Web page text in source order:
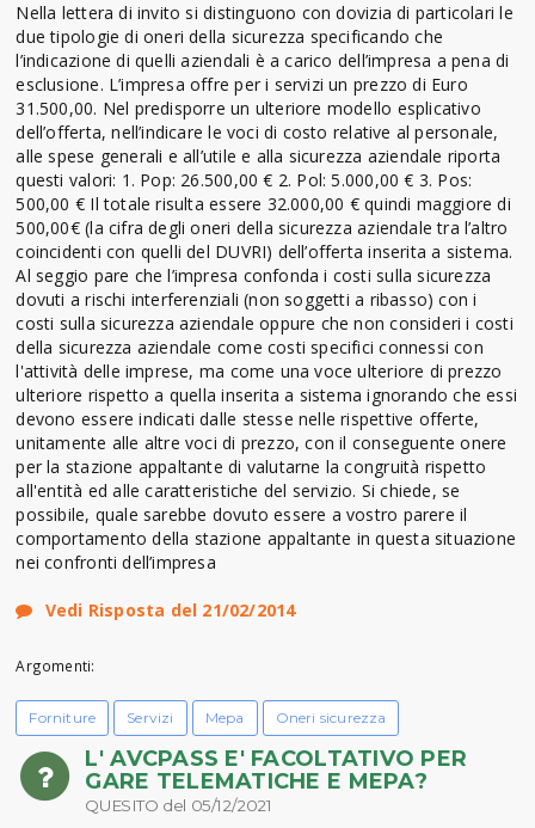
Nella lettera di invito si distinguono con dovizia di particolari le
due tipologie di oneri della sicurezza specificando che
l’indicazione di quelli aziendali è a carico dell’impresa a pena di
esclusione. L’impresa offre per i servizi un prezzo di Euro
31.500,00. Nel predisporre un ulteriore modello esplicativo
dell’offerta, nell’indicare le voci di costo relative al personale,
alle spese generali e all’utile e alla sicurezza aziendale riporta
questi valori: 1. Pop: 26.500,00 € 2. Pol: 5.000,00 € 3. Pos:
500,00 € Il totale risulta essere 32.000,00 € quindi maggiore di
500,00€ (la cifra degli oneri della sicurezza aziendale tra l’altro
coincidenti con quelli del DUVRI) dell’offerta inserita a sistema.
Al seggio pare che l’impresa confonda i costi sulla sicurezza
dovuti a rischi interferenziali (non soggetti a ribasso) con i
costi sulla sicurezza aziendale oppure che non consideri i costi
della sicurezza aziendale come costi specifici connessi con
l'attività delle imprese, ma come una voce ulteriore di prezzo
ulteriore rispetto a quella inserita a sistema ignorando che essi
devono essere indicati dalle stesse nelle rispettive offerte,
unitamente alle altre voci di prezzo, con il conseguente onere
per la stazione appaltante di valutarne la congruità rispetto
all'entità ed alle caratteristiche del servizio. Si chiede, se
possibile, quale sarebbe dovuto essere a vostro parere il
comportamento della stazione appaltante in questa situazione
nei confronti dell’impresa
Vedi Risposta del 21/02/2014
Argomenti:
Forniture Servizi Mepa Oneri sicurezza
L' AVCPASS E' FACOLTATIVO PER
GARE TELEMATICHE E MEPA?
QUESITO del 05/12/2021